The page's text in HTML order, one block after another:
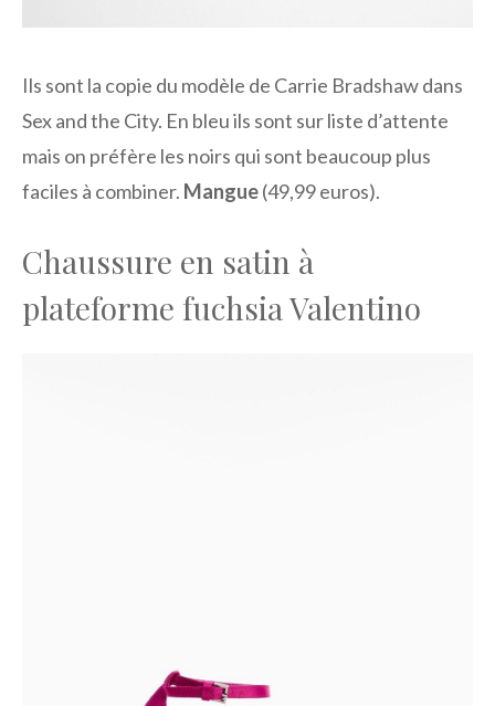
Ils sont la copie du modèle de Carrie Bradshaw dans
Sex and the City. En bleu ils sont sur liste d’attente
mais on préfère les noirs qui sont beaucoup plus
faciles à combiner. Mangue(49,99 euros).
Chaussure en satin à
plateforme fuchsia Valentino